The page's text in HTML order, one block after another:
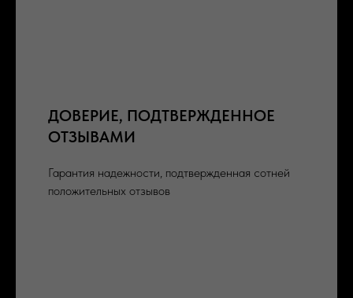
ДОВЕРИЕ, ПОДТВЕРЖДЕННОЕ
ОТЗЫВАМИ
Гарантия надежности, подтвержденная сотней
положительных отзывов